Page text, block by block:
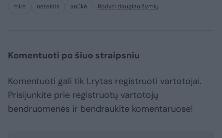
mirė netektis anūkė Rodyti daugiau žymių
Komentuoti po šiuo straipsniu
Komentuoti gali tik Lrytas registruoti vartotojai.
Prisijunkite prie registruotų vartotojų
bendruomenės ir bendraukite komentaruose!